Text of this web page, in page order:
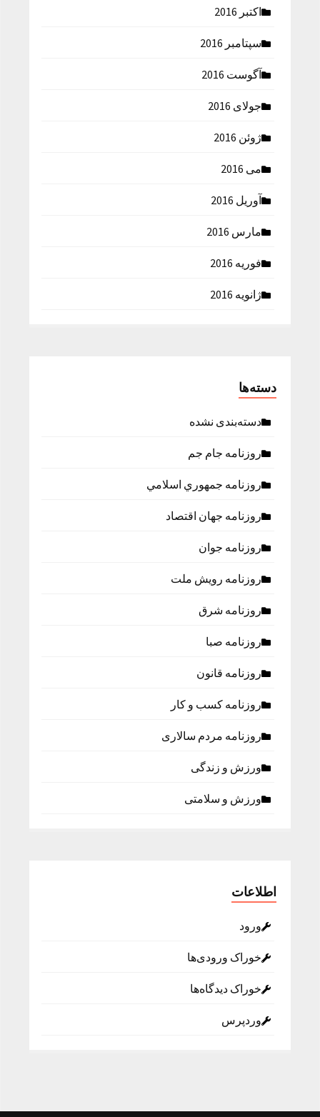
اکتبر 2016
سپتامبر 2016
آگوست 2016
جولای 2016
ژوئن 2016
می 2016
آوریل 2016
مارس 2016
فوریه 2016
ژانویه 2016
دسته‌ها
دسته‌بندی نشده
روزنامه جام جم
روزنامه جمهوري اسلامي
روزنامه جهان اقتصاد
روزنامه جوان
روزنامه رویش ملت
روزنامه شرق
روزنامه صبا
روزنامه قانون
روزنامه كسب و كار
روزنامه مردم سالاری
ورزش و زندگی
ورزش و سلامتی
اطلاعات
ورود
خوراک ورودی‌ها
خوراک دیدگاه‌ها
وردپرس